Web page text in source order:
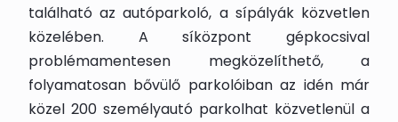
található az autóparkoló, a sípályák közvetlen
közelében. A síközpont gépkocsival
problémamentesen megközelíthető, a
folyamatosan bővülő parkolóiban az idén már
közel 200 személyautó parkolhat közvetlenül a